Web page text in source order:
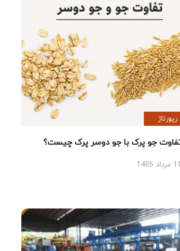
رپورتاژ
جو پرک با جو دوسر پرک چیست؟